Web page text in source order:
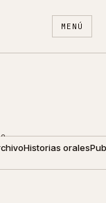
MENÚ
ES EN
Historias orales